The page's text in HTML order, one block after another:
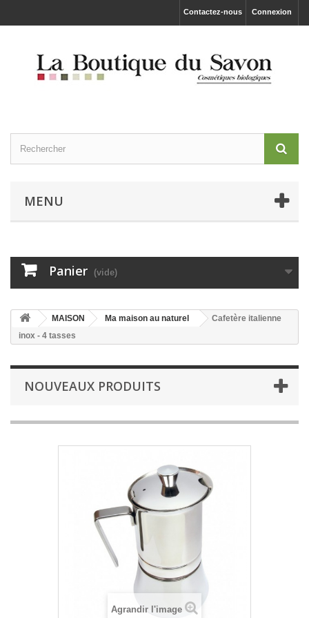
Connexion
Contactez-nous
MENU
Panier (vide)
MAISON Ma maison au naturel
Cafetère italienne
inox - 4 tasses
NOUVEAUX PRODUITS
Agrandir l'image